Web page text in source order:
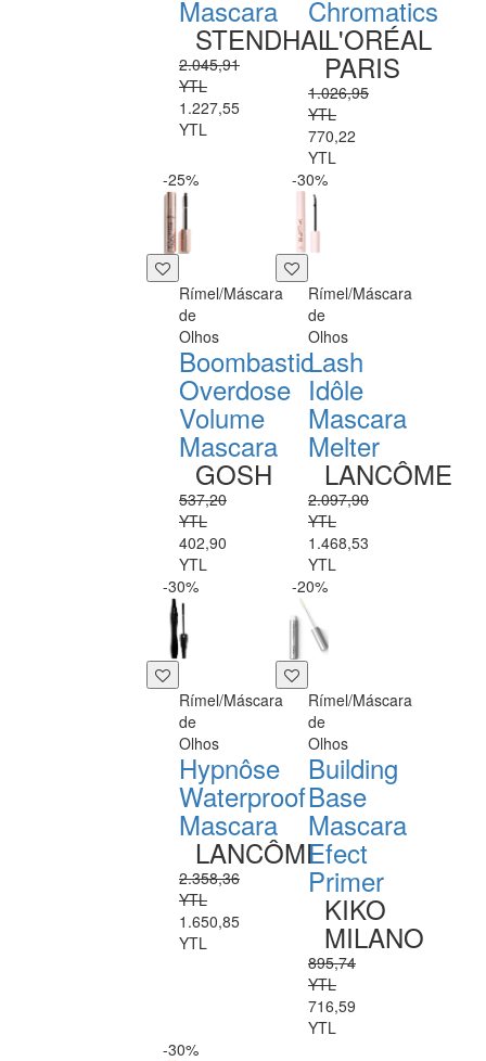
Mascara
STENDHAL
2.045,91
YTL
1.227,55
YTL
Chromatics
L'ORÉAL
PARIS
1.026,95
YTL
770,22
YTL
-25%
Rímel/Máscara
de
Olhos
Boombastic
Overdose
Volume
Mascara
GOSH
537,20
YTL
402,90
YTL
-30%
Rímel/Máscara
de
Olhos
Lash
Idôle
Mascara
Melter
LANCÔME
2.097,90
YTL
1.468,53
YTL
-30%
Rímel/Máscara
de
Olhos
Hypnôse
Waterproof
Mascara
LANCÔME
2.358,36
YTL
1.650,85
YTL
-20%
Rímel/Máscara
de
Olhos
Building
Base
Mascara
Efect
Primer
KIKO
MILANO
895,74
YTL
716,59
YTL
-30%